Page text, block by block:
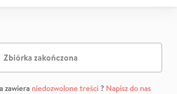
Zbiórka zakończona
zawiera niedozwolone treści? Napisz do nas